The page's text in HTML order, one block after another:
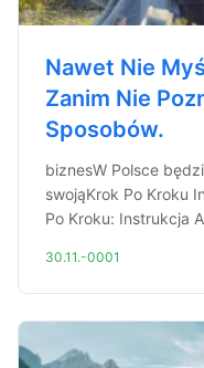
Nawet Nie
Zanim Nie
Sposobów.
biznesW Polsce
swojąKrok Po Kroku
Po Kroku: Instrukcja
30.11.-0001